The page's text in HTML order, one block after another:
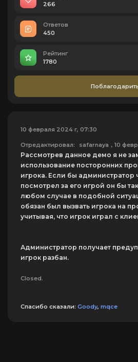
266
Ответов
450
Рейтинг
1780
10 февраля 2024 г, 07:30
Отредактировал: safarnaya , 10
Рассмотрев данное демо я не
использование посторонних
игрока. Если бы администратор
посмотрел за его игрой он бы
любом случае в подобной
обязан был вызвать игрока на
учитывая, что игрок играл с
Администратор получает
игрок разбан.
Closed.
Спасибо сказали: Goody, mqce